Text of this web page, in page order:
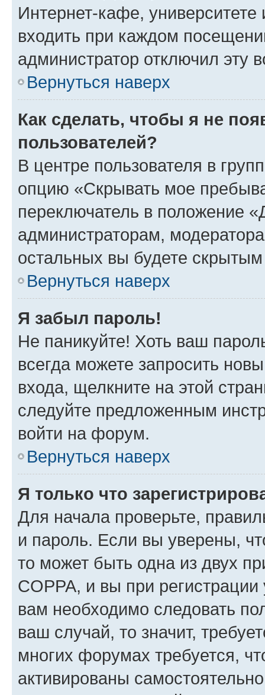
Интернет-кафе, университете
входить при каждом
администратор отключил эту
Вернуться наверх
Как сделать, чтобы я не
пользователей?
В центре пользователя в
опцию «Скрывать мое
переключатель в положение
администраторам,
остальных вы будете
Вернуться наверх
Я забыл пароль!
Не паникуйте! Хоть ваш
всегда можете запросить
входа, щелкните на этой
следуйте предложенным
войти на форум.
Вернуться наверх
Я только что
Для начала проверьте,
и пароль. Если вы уверены,
то может быть одна из двух
COPPA, и вы при
вам необходимо следовать
ваш случай, то значит,
многих форумах требуется,
активированы